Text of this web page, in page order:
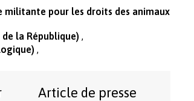
pour les droits des animaux
la République)
Article de presse